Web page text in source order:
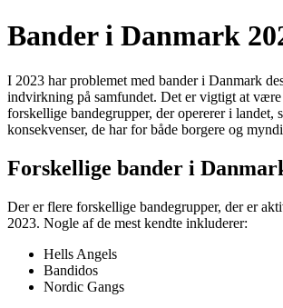
Bander i Danmark
I 2023 har problemet med bander i Danmark
indvirkning på samfundet. Det er vigtigt at
forskellige bandegrupper, der opererer i landet,
konsekvenser, de har for både borgere og
Forskellige bander i
Der er flere forskellige bandegrupper, der er
2023. Nogle af de mest kendte inkluderer:
Hells Angels
Bandidos
Nordic Gangs